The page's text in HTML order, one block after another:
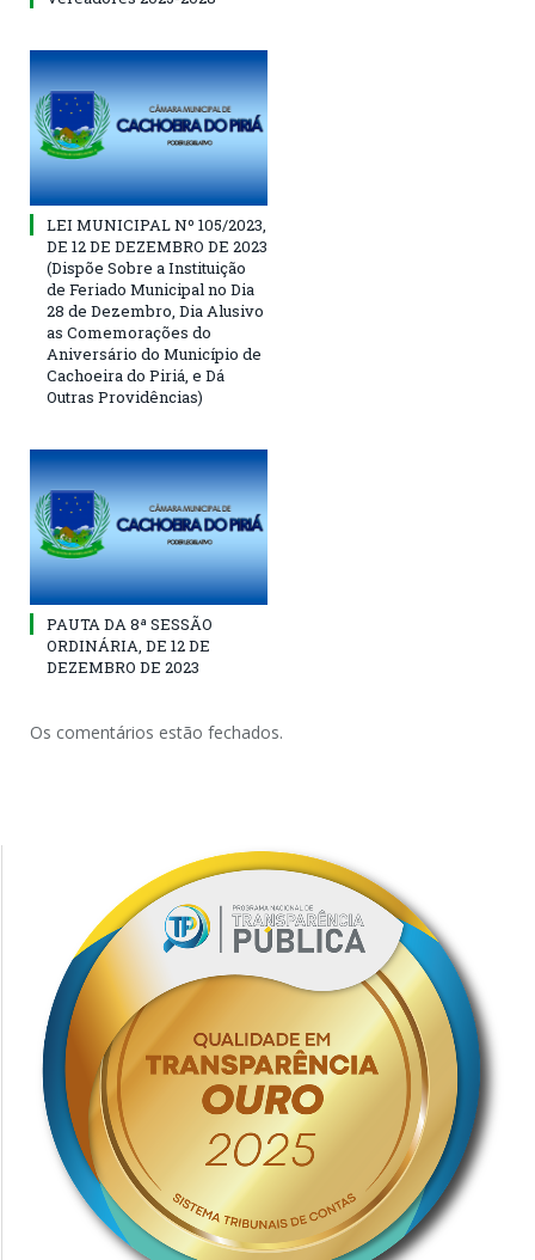
LEI MUNICIPAL Nº 105/2023,
DE 12 DE DEZEMBRO DE 2023
(Dispõe Sobre a Instituição
de Feriado Municipal no Dia
28 de Dezembro, Dia Alusivo
as Comemorações do
Aniversário do Município de
Cachoeira do Piriá, e Dá
Outras Providências)
PAUTA DA 8ª SESSÃO
ORDINÁRIA, DE 12 DE
DEZEMBRO DE 2023
Os comentários estão fechados.